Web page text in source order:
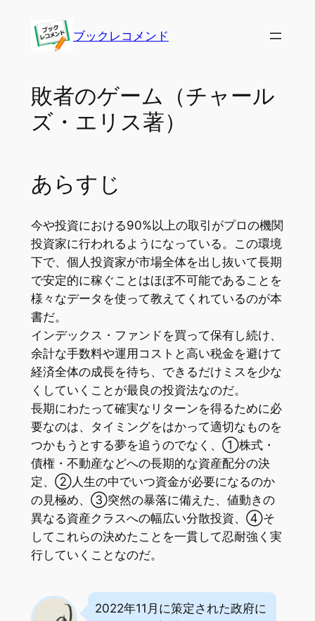
ブックレコメンド
敗者のゲーム（チャール
ズ・エリス著）
あらすじ
今や投資における90%以上の取引がプロの機関
投資家に行われるようになっている。この環境
下で、個人投資家が市場全体を出し抜いて長期
で安定的に稼ぐことはほぼ不可能であることを
様々なデータを使って教えてくれているのが本
書だ。
インデックス・ファンドを買って保有し続け、
余計な手数料や運用コストと高い税金を避けて
経済全体の成長を待ち、できるだけミスを少な
くしていくことが最良の投資法なのだ。
長期にわたって確実なリターンを得るために必
要なのは、タイミングをはかって適切なものを
つかもうとする夢を追うのでなく、①株式・
債権・不動産などへの長期的な資産配分の決
定、②人生の中でいつ資金が必要になるのか
の見極め、③突然の暴落に備えた、値動きの
異なる資産クラスへの幅広い分散投資、④そ
してこれらの決めたことを一貫して忍耐強く実
行していくことなのだ。
2022年11月に策定された政府に